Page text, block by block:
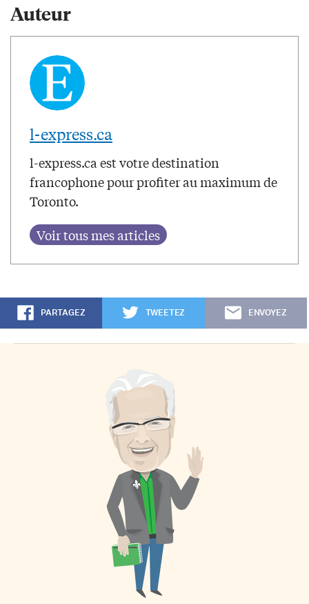
Auteur
l-express.ca
l-express.ca est votre destination
francophone pour profiter au maximum de
Toronto.
PARTAGEZ TWEETEZ ENVOYEZ